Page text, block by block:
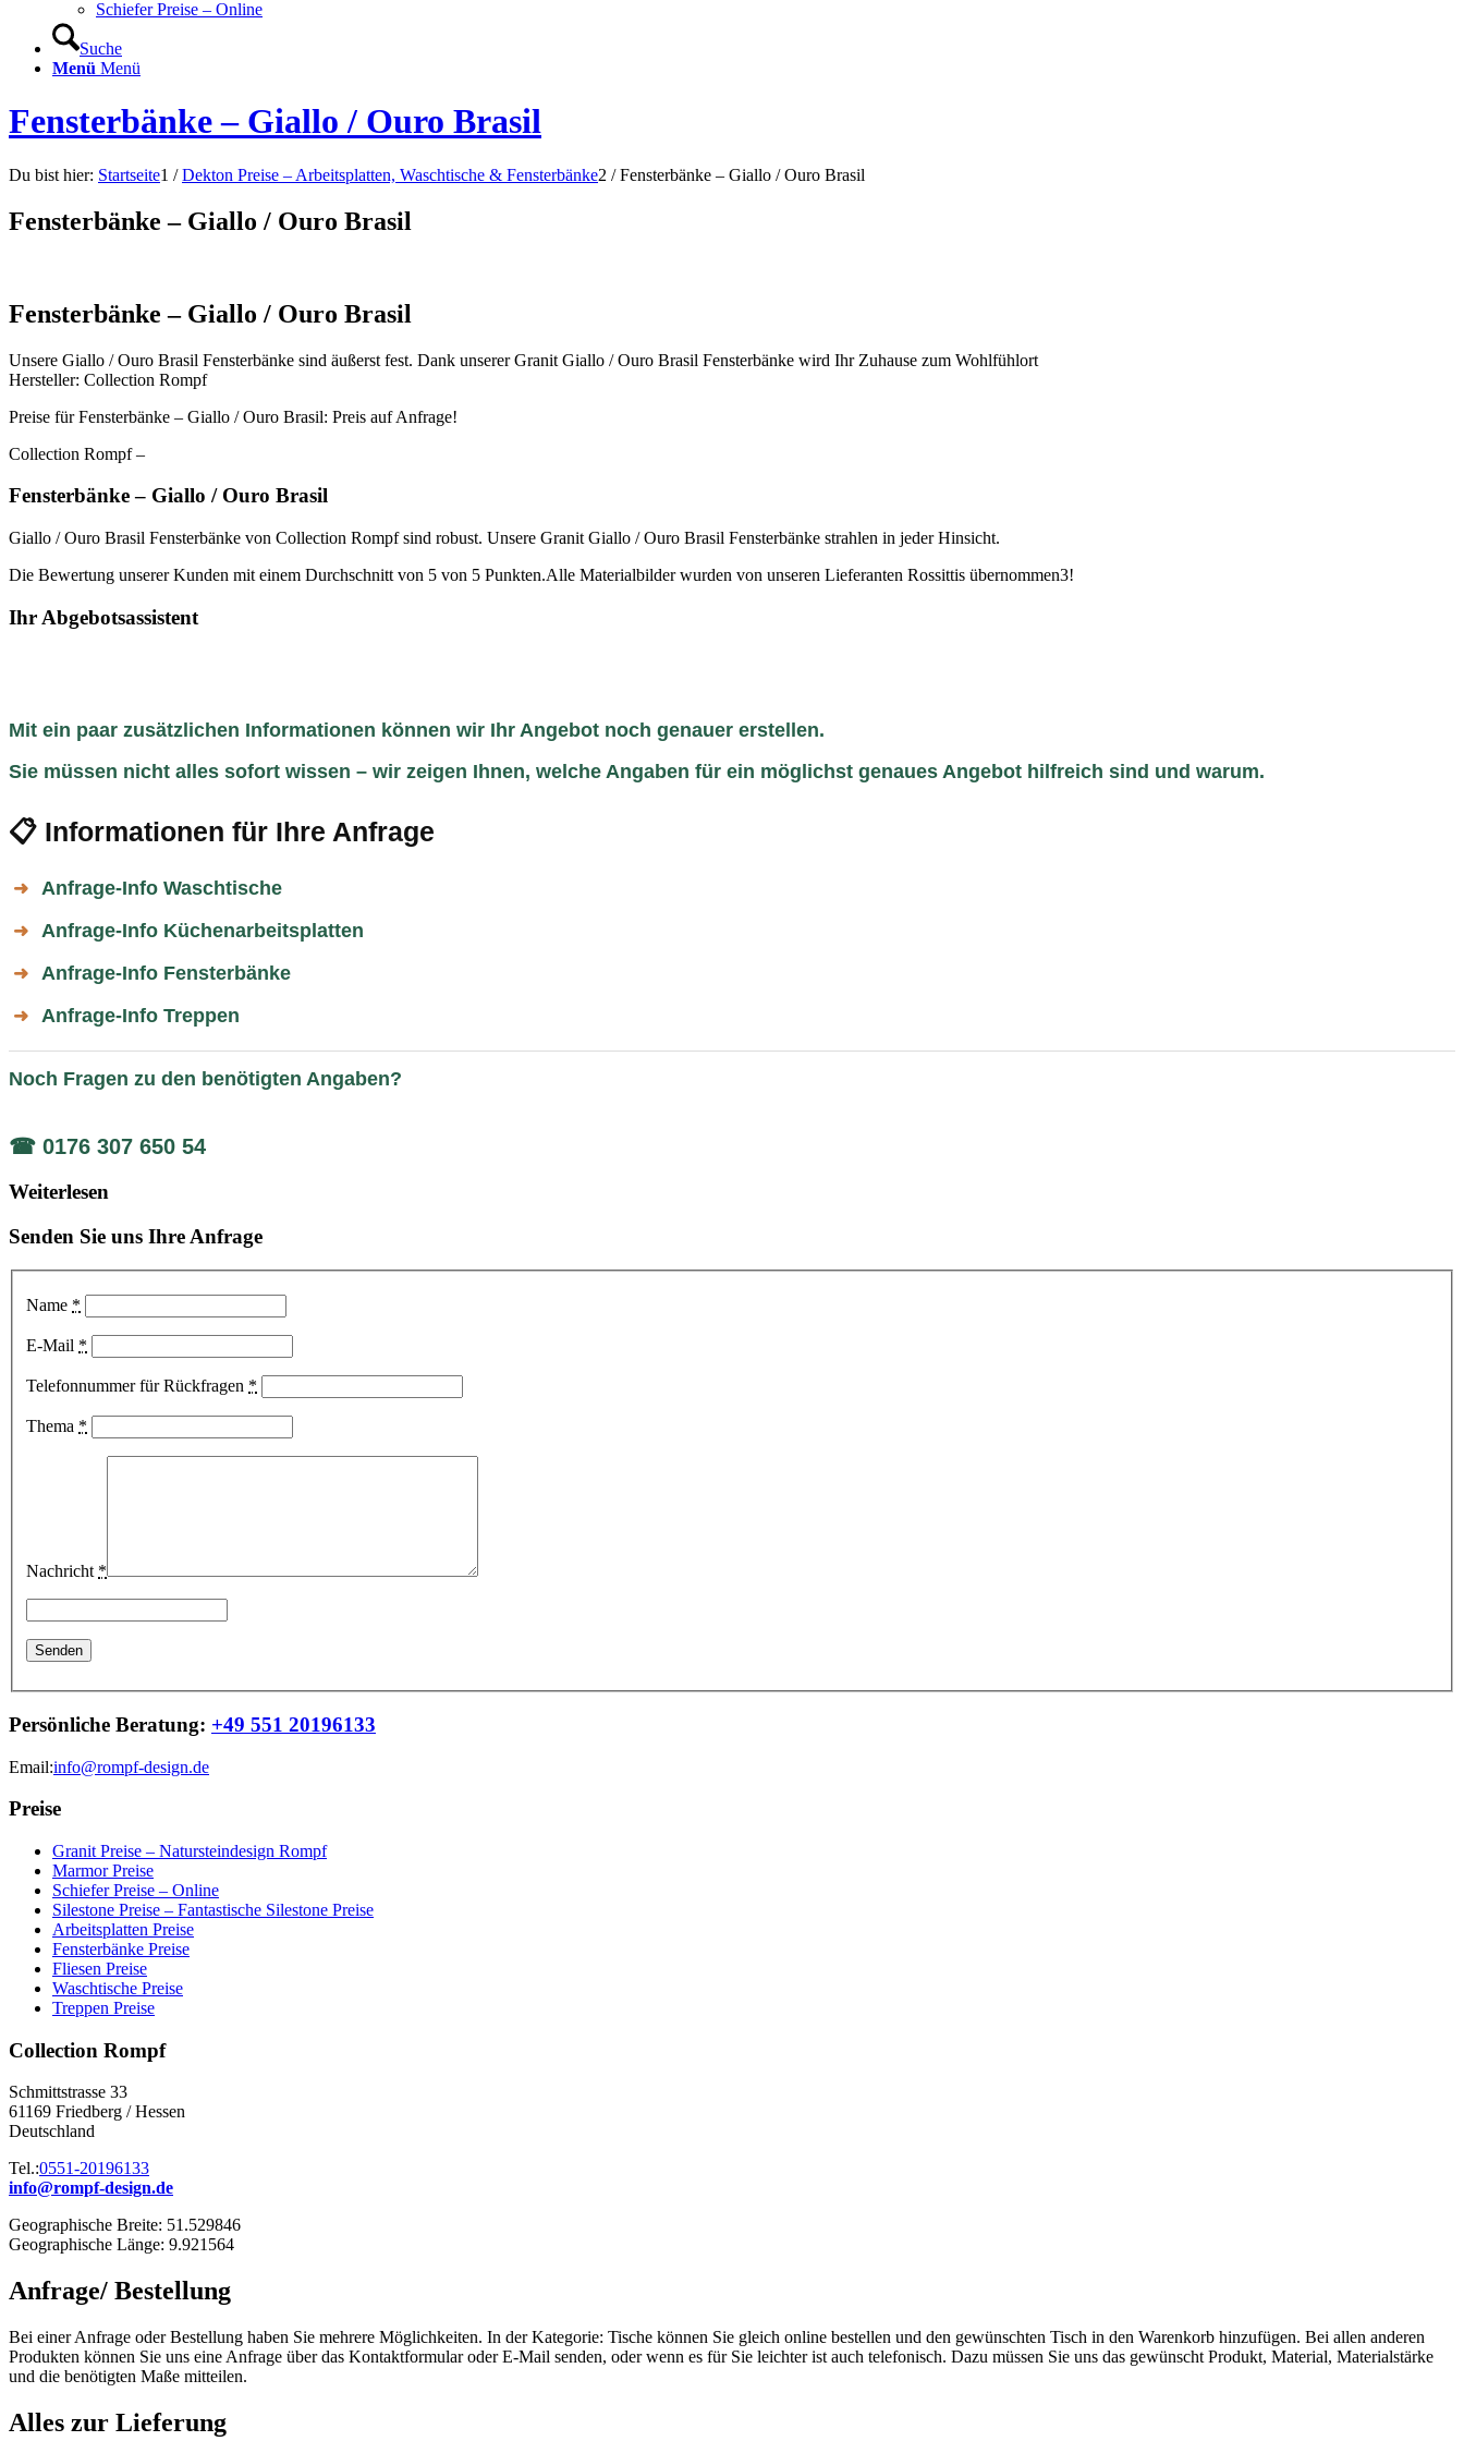
Schiefer Preise – Online
Suche
Menü Menü
Fensterbänke – Giallo / Ouro Brasil
Du bist hier: Startseite1 / Dekton Preise – Arbeitsplatten, Waschtische & Fensterbänke2 / Fensterbänke – Giallo / Ouro Brasil
Fensterbänke – Giallo / Ouro Brasil
Fensterbänke – Giallo / Ouro Brasil
Unsere Giallo / Ouro Brasil Fensterbänke sind äußerst fest. Dank unserer Granit Giallo / Ouro Brasil Fensterbänke wird Ihr Zuhause zum Wohlfühlort
Hersteller: Collection Rompf
Preise für Fensterbänke – Giallo / Ouro Brasil: Preis auf Anfrage!
Collection Rompf –
Fensterbänke – Giallo / Ouro Brasil
Giallo / Ouro Brasil Fensterbänke von Collection Rompf sind robust. Unsere Granit Giallo / Ouro Brasil Fensterbänke strahlen in jeder Hinsicht.
Die Bewertung unserer Kunden mit einem Durchschnitt von 5 von 5 Punkten.Alle Materialbilder wurden von unseren Lieferanten Rossittis übernommen3!
Ihr Abgebotsassistent
Mit ein paar zusätzlichen Informationen können wir Ihr Angebot noch genauer erstellen.
Sie müssen nicht alles sofort wissen – wir zeigen Ihnen, welche Angaben für ein möglichst genaues Angebot hilfreich sind und warum.
📋 Informationen für Ihre Anfrage
➜ Anfrage-Info Waschtische
➜ Anfrage-Info Küchenarbeitsplatten
➜ Anfrage-Info Fensterbänke
➜ Anfrage-Info Treppen
Noch Fragen zu den benötigten Angaben?
☎ 0176 307 650 54
Weiterlesen
Senden Sie uns Ihre Anfrage
Name *
E-Mail *
Telefonnummer für Rückfragen *
Thema *
Nachricht *
Persönliche Beratung: +49 551 20196133
Email:info@rompf-design.de
Preise
Granit Preise – Natursteindesign Rompf
Marmor Preise
Schiefer Preise – Online
Silestone Preise – Fantastische Silestone Preise
Arbeitsplatten Preise
Fensterbänke Preise
Fliesen Preise
Waschtische Preise
Treppen Preise
Collection Rompf
Schmittstrasse 33
61169 Friedberg / Hessen
Deutschland
Tel.:0551-20196133
info@rompf-design.de
Geographische Breite: 51.529846
Geographische Länge: 9.921564
Anfrage/ Bestellung
Bei einer Anfrage oder Bestellung haben Sie mehrere Möglichkeiten. In der Kategorie: Tische können Sie gleich online bestellen und den gewünschten Tisch in den Warenkorb hinzufügen. Bei allen anderen
Produkten können Sie uns eine Anfrage über das Kontaktformular oder E-Mail senden, oder wenn es für Sie leichter ist auch telefonisch. Dazu müssen Sie uns das gewünscht Produkt, Material, Materialstärke
und die benötigten Maße mitteilen.
Alles zur Lieferung